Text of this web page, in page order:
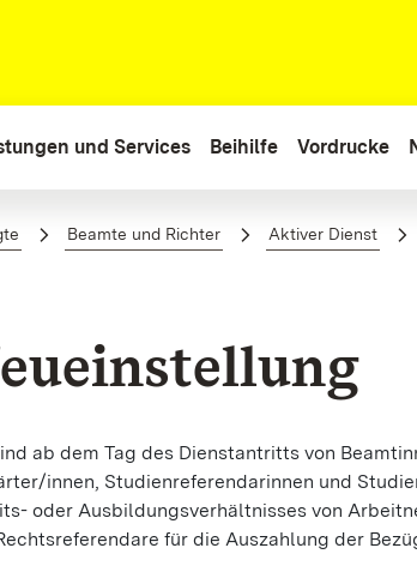
und Services Beihilfe Vordrucke
Beamte und Richter Aktiver Dienst
ab dem Tag des Dienstantritts von
innen, Studienreferendarinnen und
oder Ausbildungsverhältnisses von
für die Auszahlung der